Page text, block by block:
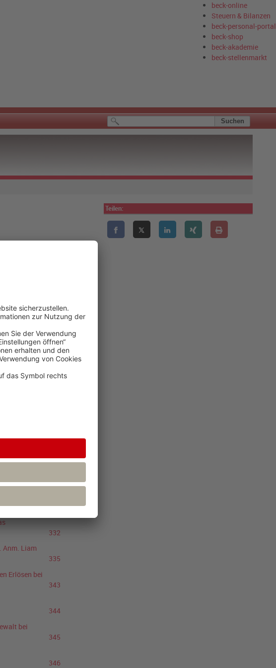
beck-online
Steuern & Bilanzen
beck-personal-portal
beck-shop
beck-akademie
beck-stellenmarkt
Heidelberg; Dr. Gina
Vorsitzender Richter am
Richter am BGH,
Rönnau, Hamburg; Dr.
Schröder, Halle-
301
321
Anm.Rochus
331
332
Anm. Liam
335
Erlösen bei
343
344
bei
345
346
Teilen: